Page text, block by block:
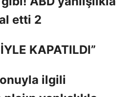
KAPATILDI”
ilgili